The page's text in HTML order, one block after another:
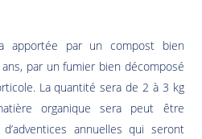
apportée par un compost bien
par un fumier bien décomposé
La quantité sera de 2 à 3 kg
organique sera peut être
annuelles qui seront